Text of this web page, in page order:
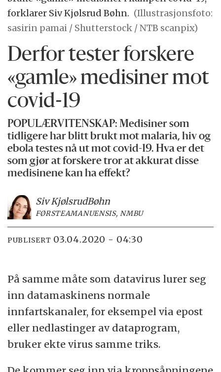
forklarer Siv Kjølsrud Bøhn. (Illustrasjonsfoto:
sasirin pamai / Shutterstock / NTB scanpix)
Derfor tester forskere
«gamle» medisiner mot
covid-19
POPULÆRVITENSKAP: Medisiner som
tidligere har blitt brukt mot malaria, hiv og
ebola testes nå ut mot covid-19. Hva er det
som gjør at forskere tror at akkurat disse
medisinene kan ha effekt?
Siv KjølsrudBøhn
FØRSTEAMANUENSIS, NMBU
PUBLISERT 03.04.2020 - 04:30
På samme måte som datavirus lurer seg
inn datamaskinens normale
innfartskanaler, for eksempel via epost
eller nedlastinger av dataprogram,
bruker ekte virus samme triks.